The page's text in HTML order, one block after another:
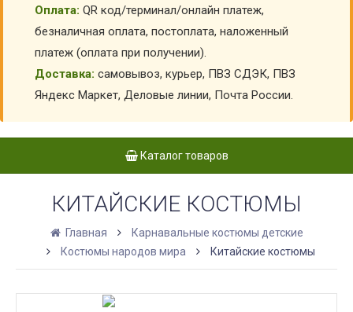
Оплата: QR код/терминал/онлайн платеж,
безналичная оплата, постоплата, наложенный
платеж (оплата при получении).
Доставка: самовывоз, курьер, ПВЗ СДЭК, ПВЗ
Яндекс Маркет, Деловые линии, Почта России.
Каталог товаров
КИТАЙСКИЕ КОСТЮМЫ
Главная
Карнавальные костюмы детские
Костюмы народов мира
Китайские костюмы